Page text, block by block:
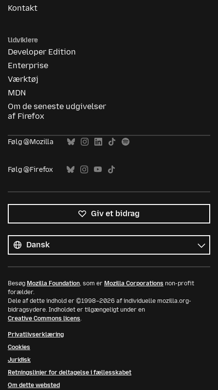
Kontakt
Udviklere
Developer Edition
Enterprise
Værktøj
MDN
Om de seneste udgivelser
af Firefox
Følg @Mozilla
Følg @Firefox
Giv et bidrag
sprog
Sprog
Besøg Mozilla Foundation, som er Mozilla Corporations non-profit
forælder.
Dele af dette indhold er ©1998–2026 af individuelle mozilla.org-
bidragsydere. Indholdet er tilgængeligt under en
Creative Commons licens.
Privatlivserklæring
Cookies
Juridisk
Retningslinjer for deltagelse i fællesskabet
Om dette websted